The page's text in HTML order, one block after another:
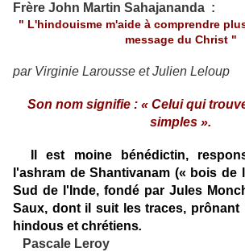
Frère John Martin Sahajananda :
" L'hindouisme m'aide à comprendre
message du Christ "
par Virginie Larousse et Julien Leloup
Son nom signifie : « Celui qui
simples ».
Il est moine bénédictin,
l'ashram de Shantivanam (« bois de
Sud de l'Inde, fondé par Jules
Saux, dont il suit les traces, prônant
hindous et chrétiens.
Pascale Leroy